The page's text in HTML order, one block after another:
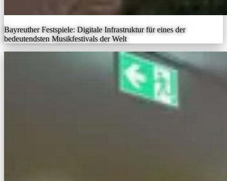
Bayreuther Festspiele: Digitale Infrastruktur für eines der
bedeutendsten Musikfestivals der Welt